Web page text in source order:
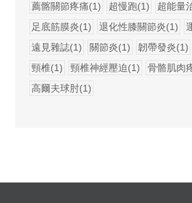
薦髂關節疼痛(1)
超慢跑(1)
超能量
足底筋膜炎(1)
退化性膝關節炎(1)
遠見雜誌(1)
關節炎(1) 韌帶發炎(1)
頸椎(1)
頸椎神經壓迫(1)
骨骼肌肉
高爾夫球肘(1)